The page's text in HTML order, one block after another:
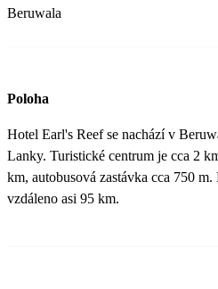
Beruwala
Poloha
Hotel Earl's Reef se nachází v
Lanky. Turistické centrum je cca 2
km, autobusová zastávka cca 750
vzdáleno asi 95 km.